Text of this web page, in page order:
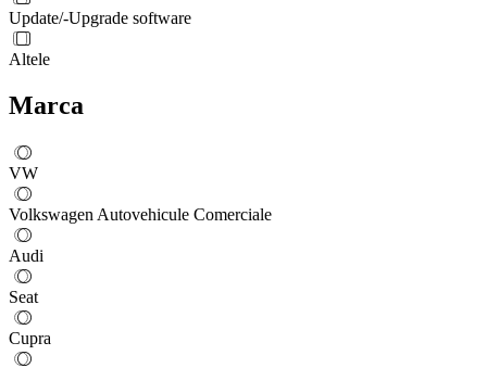
Update/-Upgrade software
Altele
Marca
VW
Volkswagen Autovehicule Comerciale
Audi
Seat
Cupra